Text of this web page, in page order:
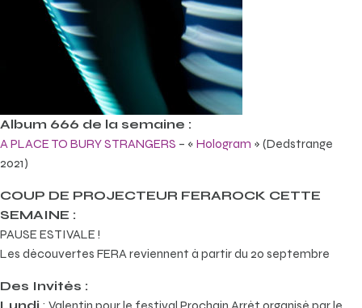
Album 666 de la semaine :
A PLACE TO BURY STRANGERS – « Hologram » (Dedstrange
2021)
COUP DE PROJECTEUR FERAROCK CETTE
SEMAINE :
PAUSE ESTIVALE !
Les découvertes FERA reviennent à partir du 20 septembre
Des Invités :